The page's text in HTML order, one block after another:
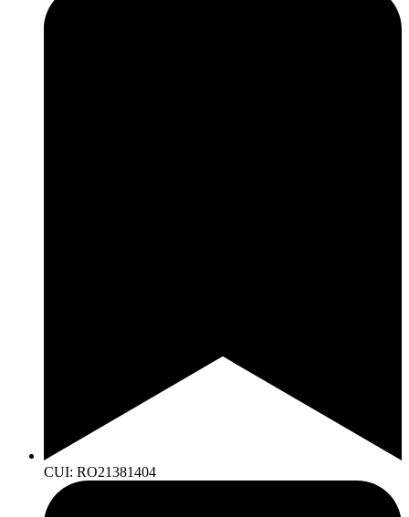
CUI: RO21381404